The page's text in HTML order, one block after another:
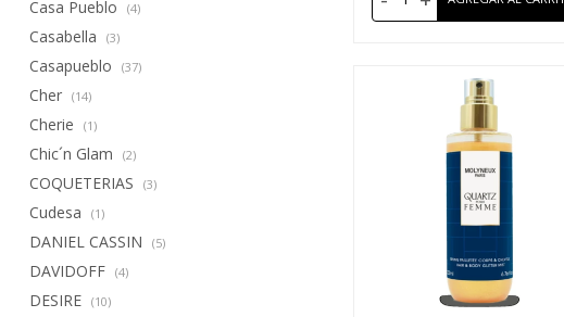
Casa Pueblo (4)
Casabella (3)
Casapueblo (37)
Cher (14)
Cherie (1)
Chic´n Glam (2)
COQUETERIAS (3)
Cudesa (1)
DANIEL CASSIN (5)
DAVIDOFF (4)
DESIRE (10)